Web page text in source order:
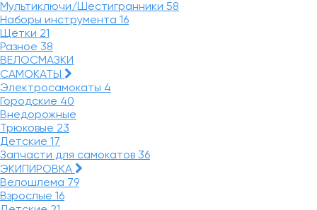
Мультиключи/Шестигранники 58
Наборы инструмента 16
Щётки 21
Разное 38
ВЕЛОСМАЗКИ
САМОКАТЫ
Электросамокаты 4
Городские 40
Внедорожные
Трюковые 23
Детские 17
Запчасти для самокатов 36
ЭКИПИРОВКА
Велошлема 79
Взрослые 16